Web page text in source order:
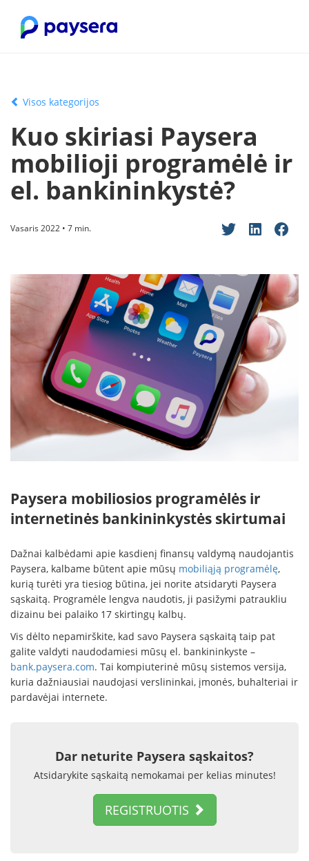
Visos kategorijos
Kuo skiriasi Paysera
mobilioji programėlė ir
el. bankininkystė?
Vasaris 2022 • 7 min.
Paysera mobiliosios programėlės ir
internetinės bankininkystės skirtumai
Dažnai kalbėdami apie kasdienį finansų valdymą naudojantis
Paysera, kalbame būtent apie mūsų mobiliąją programėlę,
kurią turėti yra tiesiog būtina, jei norite atsidaryti Paysera
sąskaitą. Programėle lengva naudotis, ji pasižymi patraukliu
dizainu bei palaiko 17 skirtingų kalbų.
Vis dėlto nepamirškite, kad savo Paysera sąskaitą taip pat
galite valdyti naudodamiesi mūsų el. bankininkyste –
bank.paysera.com. Tai kompiuterinė mūsų sistemos versija,
kuria dažniausiai naudojasi verslininkai, įmonės, buhalteriai ir
pardavėjai internete.
Dar neturite Paysera sąskaitos?
Atsidarykite sąskaitą nemokamai per kelias minutes!
REGISTRUOTIS